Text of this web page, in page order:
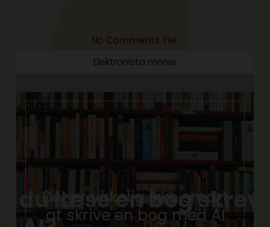
No Comments Yet.
Elektronista mener
Det er virkelig ikke smart
at skrive en bog med AI